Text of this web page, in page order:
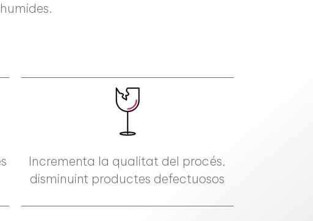
Incrementa la qualitat del procés,
disminuint productes defectuosos